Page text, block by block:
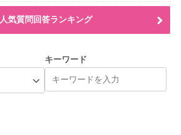
人気質問回答ランキング
キーワード